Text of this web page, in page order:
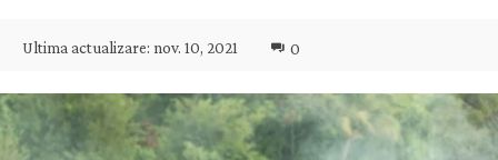
Ultima actualizare: nov. 10, 2021 0